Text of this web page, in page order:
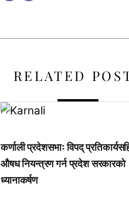
RELATED
,,
कर्णाली प्रदेशसभाः विपद्
औषध नियन्त्रण गर्न प्रदेश सरकारको
ध्यानाकर्षण